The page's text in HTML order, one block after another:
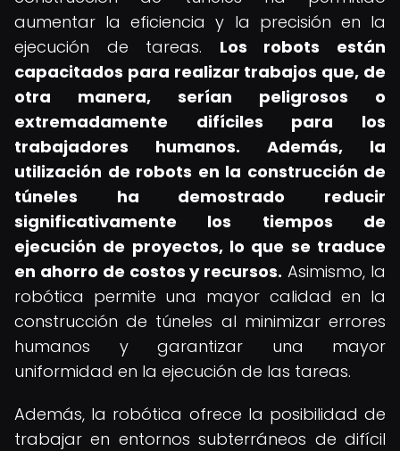
aumentar la eficiencia y la precisión en la
ejecución de tareas. Los robots están
capacitados para realizar trabajos que, de
otra manera, serían peligrosos o
extremadamente difíciles para los
trabajadores humanos.
Además, la
utilización de robots en la construcción de
túneles ha demostrado reducir
significativamente los tiempos de
ejecución de proyectos, lo que se traduce
en ahorro de costos y recursos. Asimismo, la
robótica permite una mayor calidad en la
construcción de túneles al minimizar errores
humanos y garantizar una mayor
uniformidad en la ejecución de las tareas.
Además, la robótica ofrece la posibilidad de
trabajar en entornos subterráneos de difícil